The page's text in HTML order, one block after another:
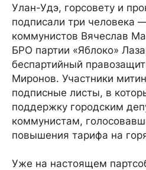
Улан-Удэ, горсовету и
подписали три человека
коммунистов Вячеслав
БРО партии «Яблоко»
беспартийный
Миронов. Участники
подписные листы, в
поддержку городским
коммунистам,
повышения тарифа на
Уже на настоящем